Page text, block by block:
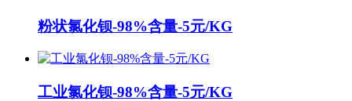
粉状氯化钡-98%含量-5元/KG
工业氯化钡-98%含量-5元/KG